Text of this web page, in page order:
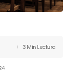
3 Min Lectura